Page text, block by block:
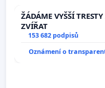
ŽÁDÁME VYŠŠÍ
ZVÍŘAT
153 682 podpisů
Oznámení o